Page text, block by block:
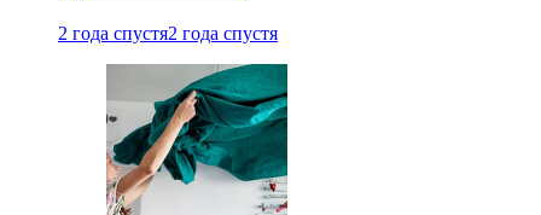
2 года спустя2 года спустя